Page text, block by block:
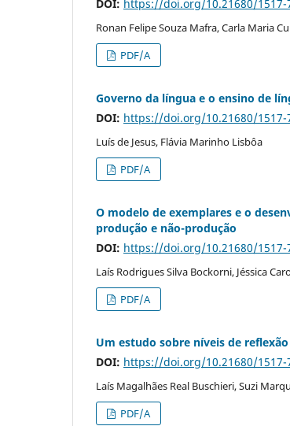
DOI: https://doi.org/10.21680/1517-
Ronan Felipe Souza Mafra, Carla Maria
PDF/A
Governo da língua e o ensino de
DOI: https://doi.org/10.21680/1517-
Luís de Jesus, Flávia Marinho Lisbôa
PDF/A
O modelo de exemplares e o
produção e não-produção
DOI: https://doi.org/10.21680/1517-
Laís Rodrigues Silva Bockorni, Jéssica
PDF/A
Um estudo sobre níveis de
DOI: https://doi.org/10.21680/1517-
Laís Magalhães Real Buschieri, Suzi
PDF/A